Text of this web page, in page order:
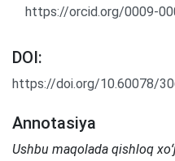
https://orcid.org/0009-
DOI:
https://doi.org/10.60078/
Annotasiya
Ushbu maqolada qishloq